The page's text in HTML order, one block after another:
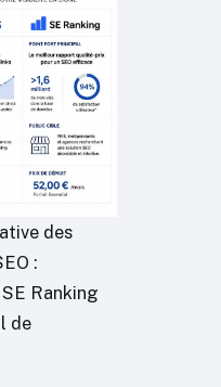
des
:
Ranking
de